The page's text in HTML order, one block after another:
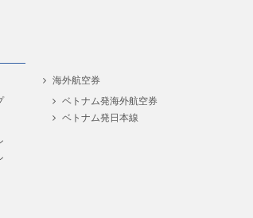
年08月08日
年08月08日
年08月08日
年08月08日
年08月08日
海外航空券
ベトナム発海外航空券
ベトナム発日本線